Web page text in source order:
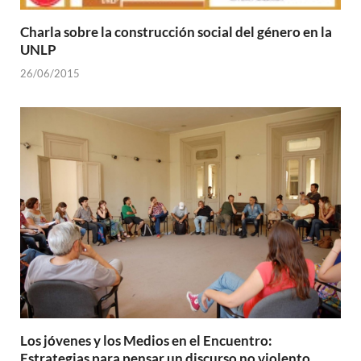
Charla sobre la construcción social del género en la
UNLP
26/06/2015
Los jóvenes y los Medios en el Encuentro: